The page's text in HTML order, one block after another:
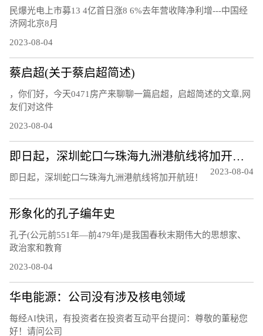
民爆光电上市募13 4亿首日涨8 6%去年营收降净利增---中国经
济网北京8月
2023-08-04
蔡启超(关于蔡启超简述)
，你们好，今天0471房产来聊聊一篇启超，启超简述的文章,网
友们对这件
2023-08-04
即日起，深圳蛇口⇋珠海九洲港航线将加开航班！
即日起，深圳蛇口⇋珠海九洲港航线将加开航班！
2023-08-04
形象化的孔子编年史
孔子(公元前551年—前479年)是我国春秋末期伟大的思想家、
政治家和教育
2023-08-04
华电能源：公司没有涉及核电领域
每经AI快讯，有投资者在投资者互动平台提问：尊敬的董秘您
好！请问公司